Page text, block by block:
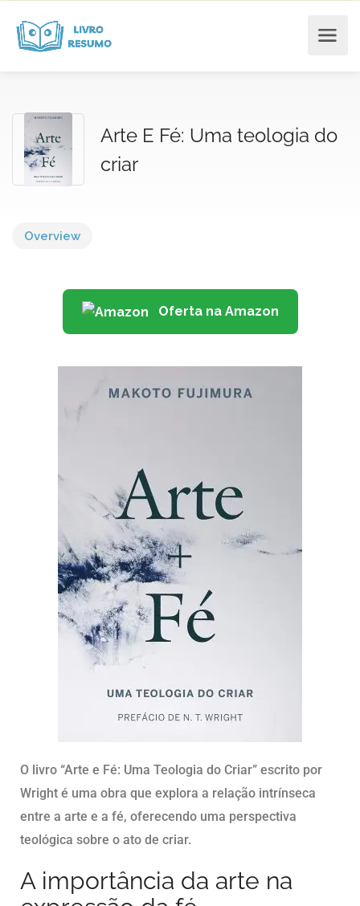
Arte E Fé: Uma teologia do
criar
Overview
Oferta na Amazon
O livro “Arte e Fé: Uma Teologia do Criar” escrito por
Wright é uma obra que explora a relação intrínseca
entre a arte e a fé, oferecendo uma perspectiva
teológica sobre o ato de criar.
A importância da arte na